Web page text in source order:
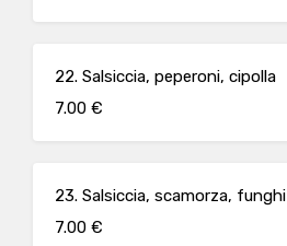
22. Salsiccia, peperoni, cipolla
7.00 €
23. Salsiccia, scamorza, funghi
7.00 €